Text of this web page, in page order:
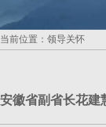
当前位置：领导关怀
安徽省副省长花建